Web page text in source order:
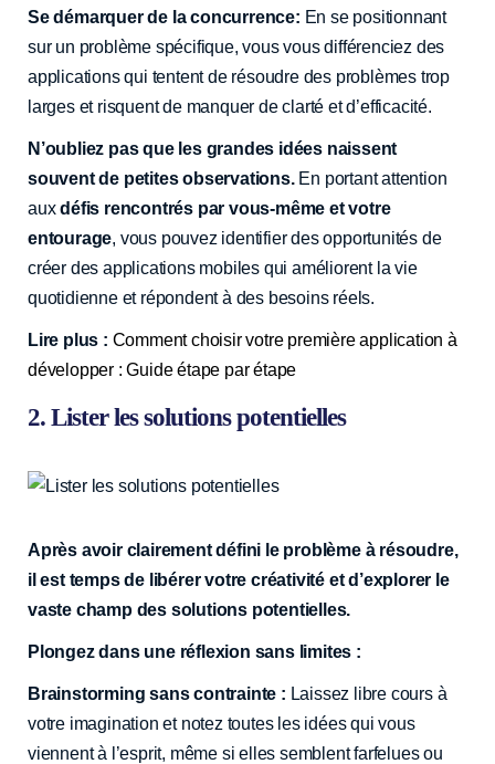
Se démarquer de la concurrence: En se positionnant
sur un problème spécifique, vous vous différenciez des
applications qui tentent de résoudre des problèmes trop
larges et risquent de manquer de clarté et d’efficacité.
N’oubliez pas que les grandes idées naissent
souvent de petites observations.En portant attention
auxdéfis rencontrés par vous-même et votre
entourage, vous pouvez identifier des opportunités de
créer des applications mobiles qui améliorent la vie
quotidienne et répondent à des besoins réels.
Lire plus : Comment choisir votre première application à
développer : Guide étape par étape
2. Lister les solutions potentielles
Après avoir clairement défini le problème à résoudre,
il est temps de libérer votre créativité et d’explorer le
vaste champ des solutions potentielles.
Plongez dans une réflexion sans limites :
Brainstorming sans contrainte : Laissez libre cours à
votre imagination et notez toutes les idées qui vous
viennent à l’esprit, même si elles semblent farfelues ou